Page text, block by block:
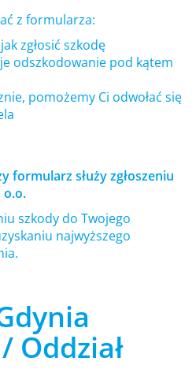
z formularza:
zgłosić szkodę
odszkodowanie pod kątem
pomożemy Ci odwołać się
formularz służy zgłoszeniu
o.o.
szkody do Twojego
najwyższego
Oddział